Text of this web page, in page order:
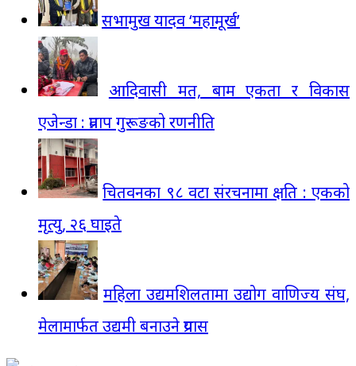
सभामुख यादव ‘महामूर्ख’
आदिवासी मत, बाम एकता र विकास
एजेन्डा : प्रताप गुरूङको रणनीति
चितवनका ९८ वटा संरचनामा क्षति : एकको
मृत्यु, २६ घाइते
महिला उद्यमशिलतामा उद्योग वाणिज्य संघ,
मेलामार्फत उद्यमी बनाउने प्रयास